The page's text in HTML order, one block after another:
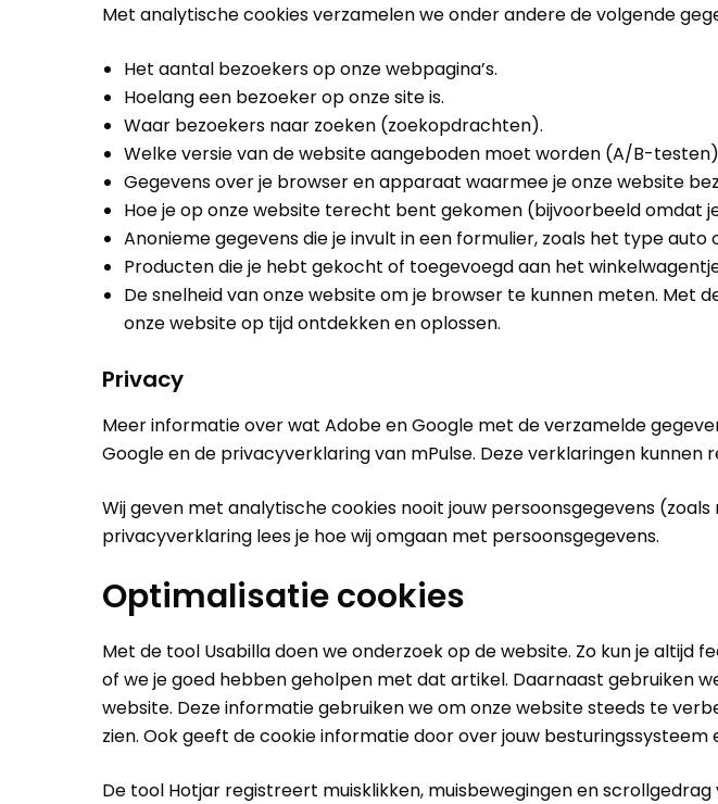
Met analytische cookies verzamelen we onder andere de volgende
Het aantal bezoekers op onze webpagina’s.
Hoelang een bezoeker op onze site is.
Waar bezoekers naar zoeken (zoekopdrachten).
Welke versie van de website aangeboden moet worden (A/B-
Gegevens over je browser en apparaat waarmee je onze website
Hoe je op onze website terecht bent gekomen (bijvoorbeeld omdat
Anonieme gegevens die je invult in een formulier, zoals het type auto
Producten die je hebt gekocht of toegevoegd aan het
De snelheid van onze website om je browser te kunnen meten.
onze website op tijd ontdekken en oplossen.
Privacy
Meer informatie over wat Adobe en Google met de verzamelde
Google en de privacyverklaring van mPulse. Deze verklaringen kunnen
Wij geven met analytische cookies nooit jouw persoonsgegevens
privacyverklaring lees je hoe wij omgaan met persoonsgegevens.
Optimalisatie cookies
Met de tool Usabilla doen we onderzoek op de website. Zo kun je
of we je goed hebben geholpen met dat artikel. Daarnaast gebruiken
website. Deze informatie gebruiken we om onze website steeds te
zien. Ook geeft de cookie informatie door over jouw
De tool Hotjar registreert muisklikken, muisbewegingen en